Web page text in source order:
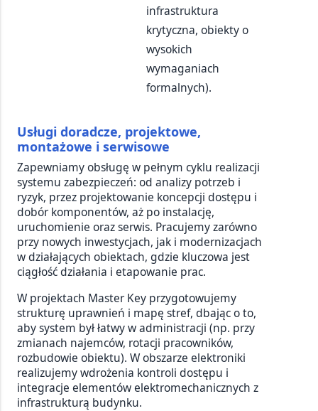
infrastruktura
krytyczna, obiekty o
wysokich
wymaganiach
formalnych).
Usługi doradcze, projektowe,
montażowe i serwisowe
Zapewniamy obsługę w pełnym cyklu realizacji
systemu zabezpieczeń: od analizy potrzeb i
ryzyk, przez projektowanie koncepcji dostępu i
dobór komponentów, aż po instalację,
uruchomienie oraz serwis. Pracujemy zarówno
przy nowych inwestycjach, jak i modernizacjach
w działających obiektach, gdzie kluczowa jest
ciągłość działania i etapowanie prac.
W projektach Master Key przygotowujemy
strukturę uprawnień i mapę stref, dbając o to,
aby system był łatwy w administracji (np. przy
zmianach najemców, rotacji pracowników,
rozbudowie obiektu). W obszarze elektroniki
realizujemy wdrożenia kontroli dostępu i
integracje elementów elektromechanicznych z
infrastrukturą budynku.